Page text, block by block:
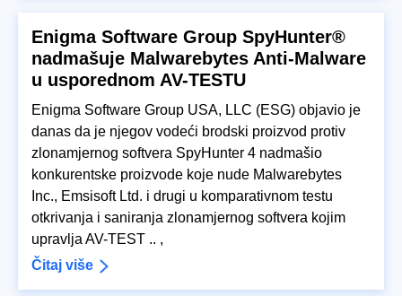
Enigma Software Group SpyHunter®
nadmašuje Malwarebytes Anti-Malware
u usporednom AV-TESTU
Enigma Software Group USA, LLC (ESG) objavio je
danas da je njegov vodeći brodski proizvod protiv
zlonamjernog softvera SpyHunter 4 nadmašio
konkurentske proizvode koje nude Malwarebytes
Inc., Emsisoft Ltd. i drugi u komparativnom testu
otkrivanja i saniranja zlonamjernog softvera kojim
upravlja AV-TEST .. ,
Čitaj više